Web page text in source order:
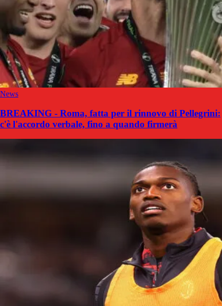
News
BREAKING - Roma, fatta per il rinnovo di Pellegrini:
c'è l'accordo verbale, fino a quando firmerà